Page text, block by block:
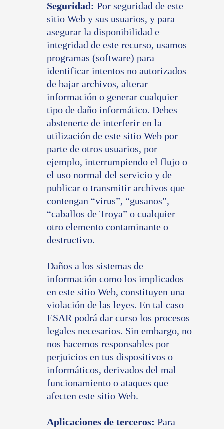
Seguridad: Por seguridad de este
sitio Web y sus usuarios, y para
asegurar la disponibilidad e
integridad de este recurso, usamos
programas (software) para
identificar intentos no autorizados
de bajar archivos, alterar
información o generar cualquier
tipo de daño informático. Debes
abstenerte de interferir en la
utilización de este sitio Web por
parte de otros usuarios, por
ejemplo, interrumpiendo el flujo o
el uso normal del servicio y de
publicar o transmitir archivos que
contengan “virus”, “gusanos”,
“caballos de Troya” o cualquier
otro elemento contaminante o
destructivo.
Daños a los sistemas de
información como los implicados
en este sitio Web, constituyen una
violación de las leyes. En tal caso
ESAR podrá dar curso los procesos
legales necesarios. Sin embargo, no
nos hacemos responsables por
perjuicios en tus dispositivos o
informáticos, derivados del mal
funcionamiento o ataques que
afecten este sitio Web.
Aplicaciones de terceros: Para